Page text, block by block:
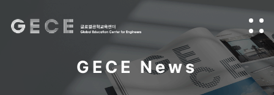
GECE News